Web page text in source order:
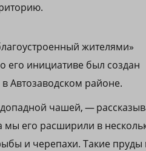
жителями»
его инициативе был создан
Автозаводском районе.
чашей, —
его расширили в
и черепахи. Такие